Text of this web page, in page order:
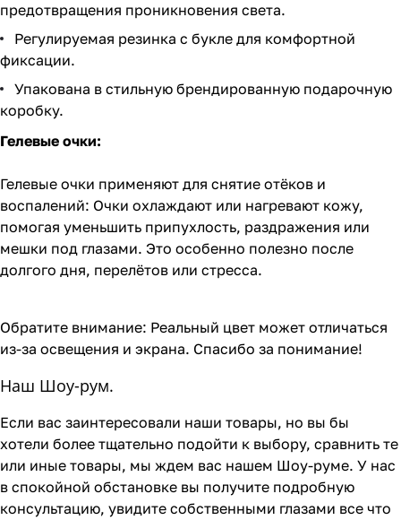
предотвращения проникновения света.
Регулируемая резинка с букле для комфортной
фиксации.
Упакована в стильную брендированную подарочную
коробку.
Гелевые очки:
Гелевые очки применяют для снятие отёков и
воспалений: Очки охлаждают или нагревают кожу,
помогая уменьшить припухлость, раздражения или
мешки под глазами. Это особенно полезно после
долгого дня, перелётов или стресса.
Обратите внимание: Реальный цвет может отличаться
из-за освещения и экрана. Спасибо за понимание!
Наш Шоу-рум.
Если вас заинтересовали наши товары, но вы бы
хотели более тщательно подойти к выбору, сравнить те
или иные товары, мы ждем вас нашем Шоу-руме. У нас
в спокойной обстановке вы получите подробную
консультацию, увидите собственными глазами все что